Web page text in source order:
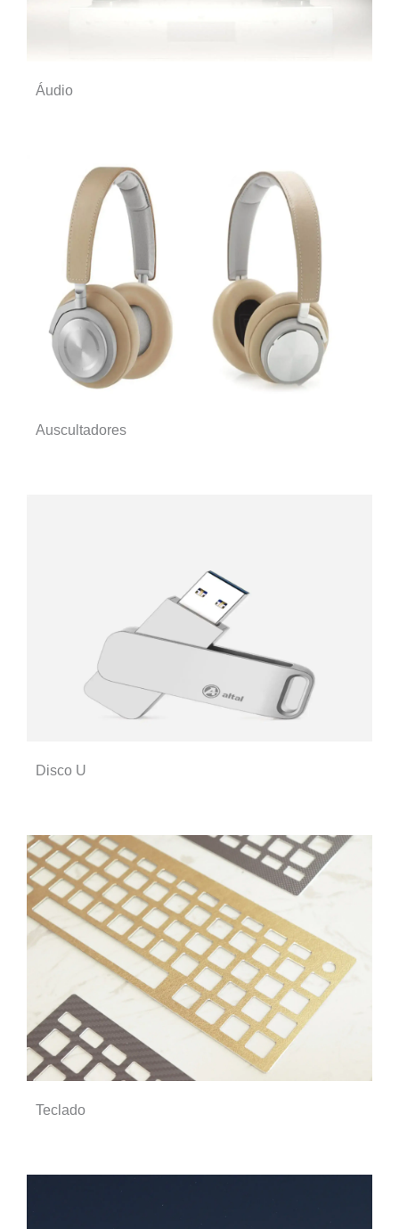
Áudio
Auscultadores
Disco U
Teclado